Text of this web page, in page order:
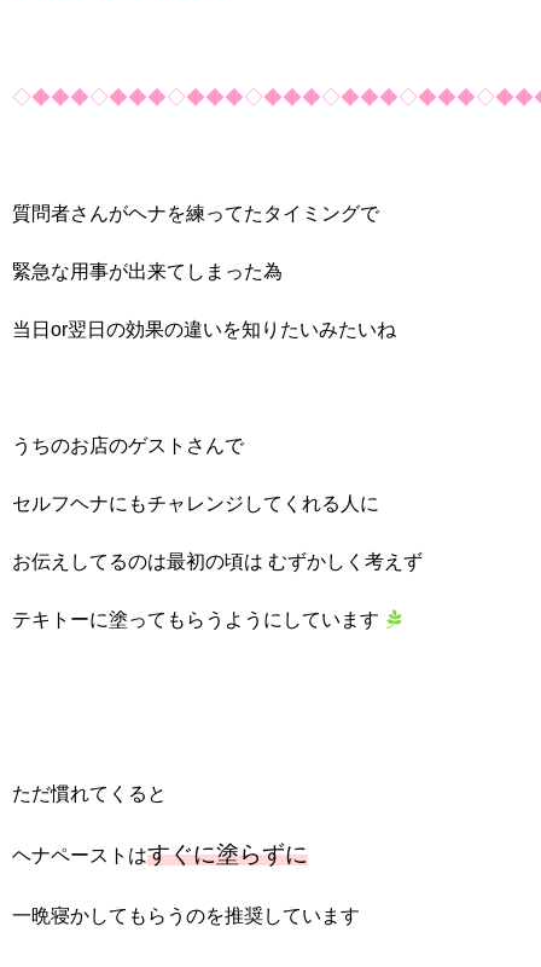
質問者さんがヘナを練ってたタイミングで
緊急な用事が出来てしまった為
当日or翌日の効果の違いを知りたいみたいね
うちのお店のゲストさんで
セルフヘナにもチャレンジしてくれる人に
お伝えしてるのは最初の頃は むずかしく考えず
テキトーに塗ってもらうようにしています
ただ慣れてくると
ヘナペーストはすぐに塗らずに
一晩寝かしてもらうのを推奨しています